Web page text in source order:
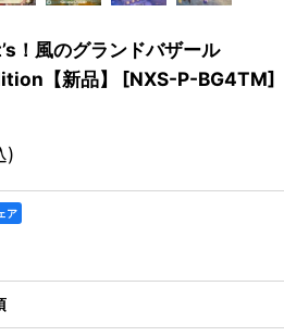
！風のグランドバザール
【新品】
[NXS-P-BG4TM]
)
ア